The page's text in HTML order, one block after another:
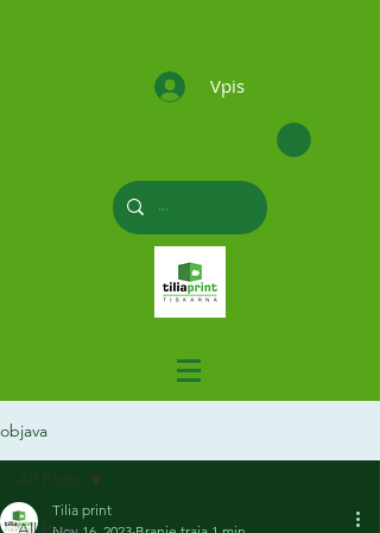
Vpis
objava
All Posts
Tilia print